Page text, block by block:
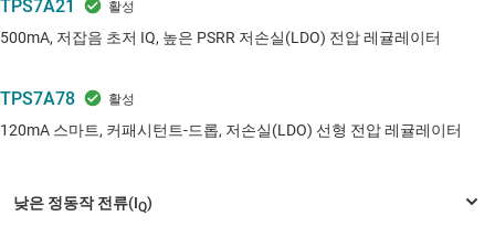
TPS7A21
500mA, 저잡음 초저 IQ, 높은 PSRR 저손실(LDO) 전압 레귤레이터
TPS7A78
120mA 스마트, 커패시턴트-드롭, 저손실(LDO) 선형 전압 레귤레이터